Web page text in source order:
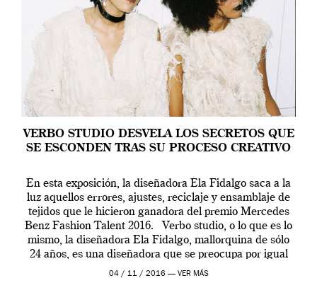
VERBO STUDIO DESVELA LOS SECRETOS QUE
SE ESCONDEN TRAS SU PROCESO CREATIVO
En esta exposición, la diseñadora Ela Fidalgo saca a la
luz aquellos errores, ajustes, reciclaje y ensamblaje de
tejidos que le hicieron ganadora del premio Mercedes
Benz Fashion Talent 2016. Verbo studio, o lo que es lo
mismo, la diseñadora Ela Fidalgo, mallorquina de sólo
24 años, es una diseñadora que se preocupa por igual
[…]
04 / 11 / 2016 — VER MÁS